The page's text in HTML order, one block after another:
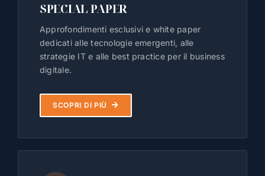
SPECIAL PAPER
Approfondimenti esclusivi e white paper
dedicati alle tecnologie emergenti, alle
strategie IT e alle best practice per il business
digitale.
SCOPRI DI PIÙ